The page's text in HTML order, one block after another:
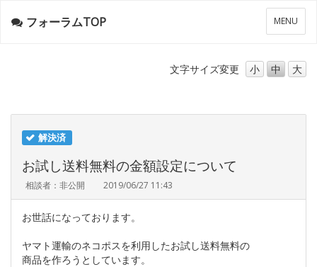
メ
ニ
ー
MENU
フォーラムTOP
文字サイズ変更 小 中 大
解決済
お試し送料無料の金額設定について
相談者：非公開 2019/06/27 11:43
お世話になっております。
ヤマト運輸のネコポスを利用したお試し送料無料の
商品を作ろうとしています。